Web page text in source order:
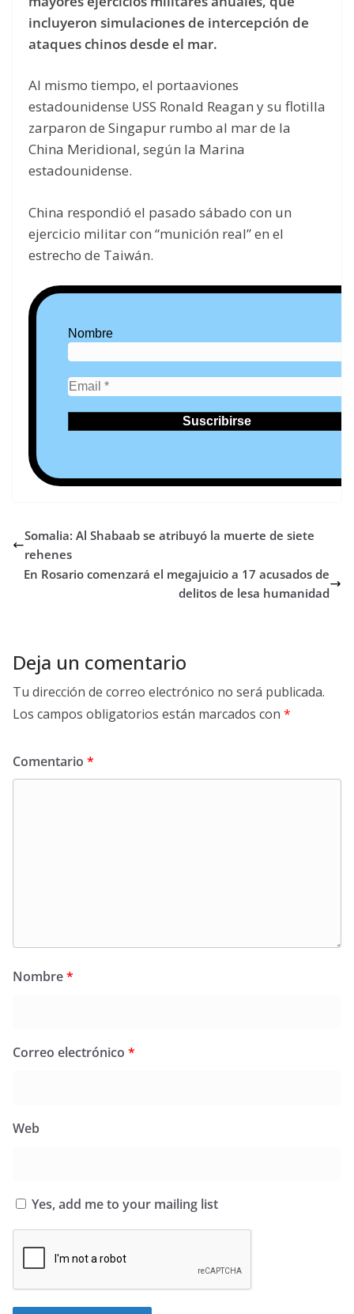
incluyeron simulaciones de intercepción de
ataques chinos desde el mar.
Al mismo tiempo, el portaaviones
estadounidense USS Ronald Reagan y su flotilla
zarparon de Singapur rumbo al mar de la
China Meridional, según la Marina
estadounidense.
China respondió el pasado sábado con un
ejercicio militar con “munición real” en el
estrecho de Taiwán.
Nombre
Somalia: Al Shabaab se atribuyó la muerte de siete
rehenes
En Rosario comenzará el megajuicio a 17 acusados de
delitos de lesa humanidad
Deja un comentario
Tu dirección de correo electrónico no será publicada.
Los campos obligatorios están marcados con *
Comentario *
Nombre*
Correo electrónico *
Web
Yes, add me to your mailing list